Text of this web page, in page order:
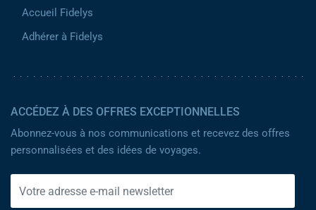
Accueil Fidelys
Adhérer à Fidelys
ACCÉDEZ À DES OFFRES EXCEPTIONNELLES
Abonnez-vous à nos communications et recevez des offres
personnalisées et des idées de voyages.